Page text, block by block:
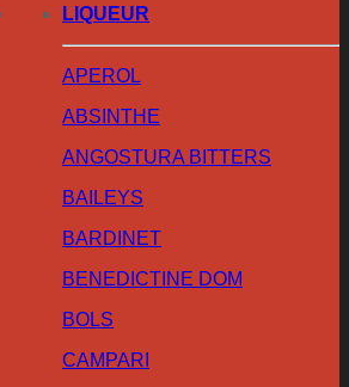
LIQUEUR
APEROL
ABSINTHE
ANGOSTURA BITTERS
BAILEYS
BARDINET
BENEDICTINE DOM
BOLS
CAMPARI